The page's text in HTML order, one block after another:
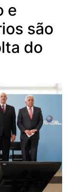
e
são
do